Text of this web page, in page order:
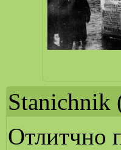
Stanichnik
Отлитчно